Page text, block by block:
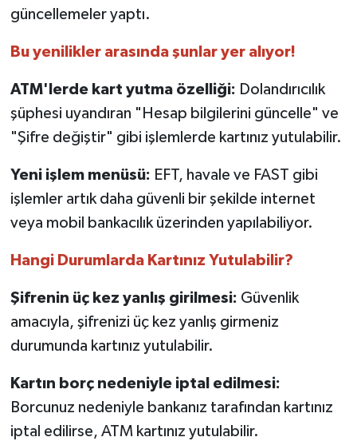
güncellemeler yaptı.
Bu yenilikler arasında şunlar yer alıyor!
ATM'lerde kart yutma özelliği: Dolandırıcılık
şüphesi uyandıran "Hesap bilgilerini güncelle" ve
"Şifre değiştir" gibi işlemlerde kartınız yutulabilir.
Yeni işlem menüsü: EFT, havale ve FAST gibi
işlemler artık daha güvenli bir şekilde internet
veya mobil bankacılık üzerinden yapılabiliyor.
Hangi Durumlarda Kartınız Yutulabilir?
Şifrenin üç kez yanlış girilmesi: Güvenlik
amacıyla, şifrenizi üç kez yanlış girmeniz
durumunda kartınız yutulabilir.
Kartın borç nedeniyle iptal edilmesi:
Borcunuz nedeniyle bankanız tarafından kartınız
iptal edilirse, ATM kartınız yutulabilir.
TEKNOLOJİ
YAŞAM
KÜLTÜR SANAT